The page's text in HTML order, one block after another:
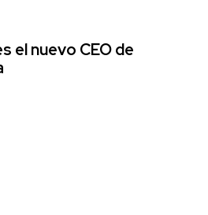
el nuevo CEO de